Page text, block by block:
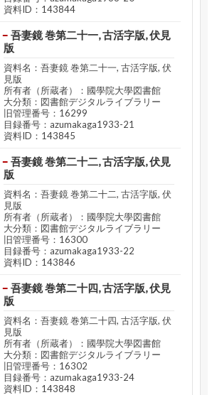
資料ID：143844
吾妻鏡 巻第二十一, 古活字版, 伏見
版
資料名：吾妻鏡 巻第二十一, 古活字版, 伏
見版
所有者（所蔵者）：國學院大學図書館
大分類：図書館デジタルライブラリー
旧管理番号：16299
目録番号：azumakaga1933-21
資料ID：143845
吾妻鏡 巻第二十二, 古活字版, 伏見
版
資料名：吾妻鏡 巻第二十二, 古活字版, 伏
見版
所有者（所蔵者）：國學院大學図書館
大分類：図書館デジタルライブラリー
旧管理番号：16300
目録番号：azumakaga1933-22
資料ID：143846
吾妻鏡 巻第二十四, 古活字版, 伏見
版
資料名：吾妻鏡 巻第二十四, 古活字版, 伏
見版
所有者（所蔵者）：國學院大學図書館
大分類：図書館デジタルライブラリー
旧管理番号：16302
目録番号：azumakaga1933-24
資料ID：143848